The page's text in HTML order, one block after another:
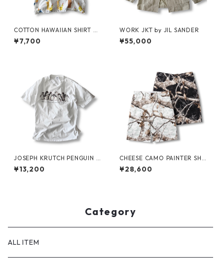
COTTON HAWAIIAN SHIRT by
PACIFIC LEGEND
¥7,700
WORK JKT by JIL SANDER
¥55,000
JOSEPH KRUTCH PENGUIN T
ee by Jim Morris
¥13,200
CHEESE CAMO PAINTER SHO
RTS by Little Yarmouth
¥28,600
Category
ALL ITEM